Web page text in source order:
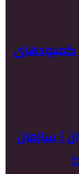
کمبودهای
| سازمان